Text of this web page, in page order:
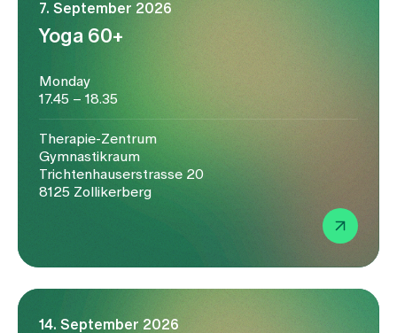
7. September 2026
Yoga 60+
Monday
17.45 – 18.35
Therapie-Zentrum
Gymnastikraum
Trichtenhauserstrasse 20
8125 Zollikerberg
14. September 2026